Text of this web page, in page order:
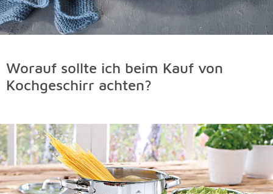
Worauf sollte ich beim Kauf von
Kochgeschirr achten?